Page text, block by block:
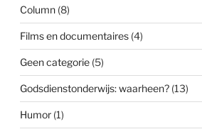
Column(8)
Films en documentaires(4)
Geen categorie(5)
Godsdienstonderwijs: waarheen?(13)
Humor(1)